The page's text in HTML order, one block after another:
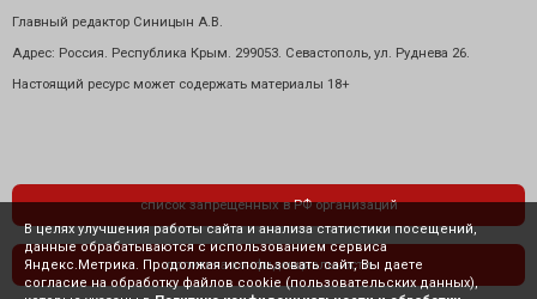
Главный редактор Синицын А.В.
Адрес: Россия. Республика Крым. 299053. Севастополь, ул. Руднева 26.
Настоящий ресурс может содержать материалы 18+
список запрещенных в РФ организаций
политика конфиденциальности
В целях улучшения работы сайта и анализа статистики посещений,
данные обрабатываются с использованием сервиса
Яндекс.Метрика. Продолжая использовать сайт, Вы даете
согласие на обработку файлов cookie (пользовательских данных),